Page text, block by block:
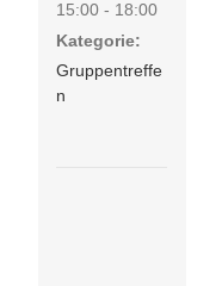
15:00 - 18:00
Kategorie:
Gruppentreffe
n